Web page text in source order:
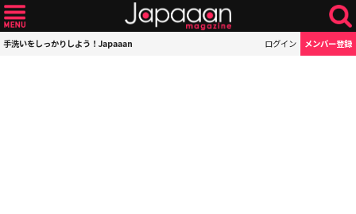
手洗いをしっかりしよう！Japaaan ログイン メンバー登録